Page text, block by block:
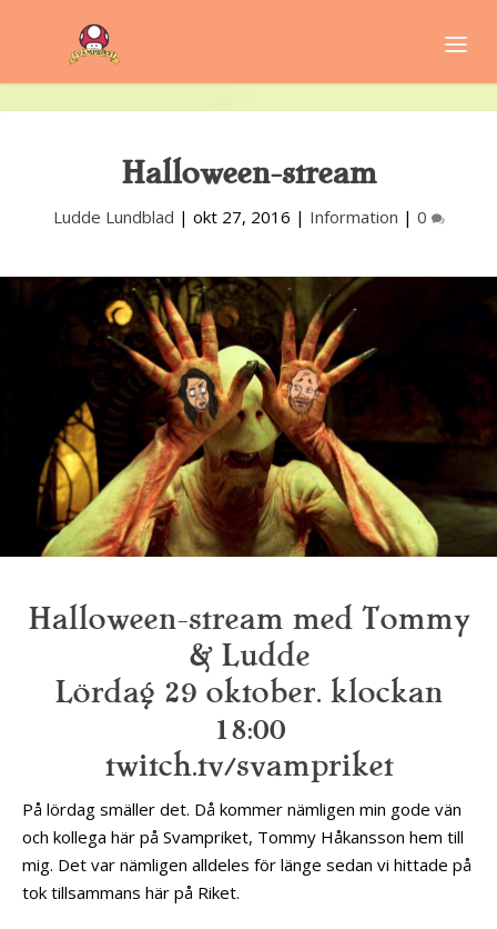
Halloween-stream
Ludde Lundblad | okt 27, 2016 | Information | 0
Halloween-stream med Tommy
& Ludde
Lördag 29 oktober. klockan
18:00
twitch.tv/svampriket
På lördag smäller det. Då kommer nämligen min gode vän
och kollega här på Svampriket, Tommy Håkansson hem till
mig. Det var nämligen alldeles för länge sedan vi hittade på
tok tillsammans här på Riket.